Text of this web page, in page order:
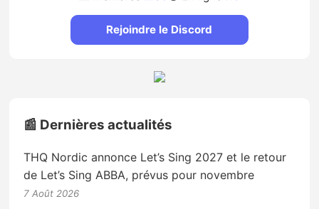
Rejoindre le Discord
📰 Dernières actualités
THQ Nordic annonce Let’s Sing 2027 et le retour
de Let’s Sing ABBA, prévus pour novembre
7 Août 2026